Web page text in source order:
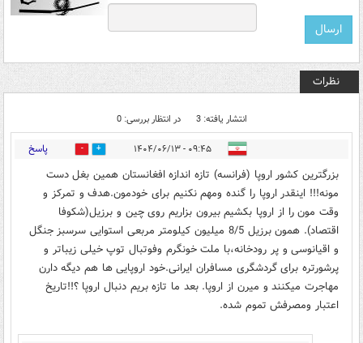
نظرات
انتشار یافته: 3 در انتظار بررسی: 0
۰۹:۴۵ - ۱۴۰۴/۰۶/۱۳ 1 پاسخ
بزرگترین کشور اروپا (فرانسه) تازه اندازه افغانستان همین بغل دست
مونه!!! اینقدر اروپا را گنده ومهم نکنیم برای خودمون.هدف و تمرکز و
وقت مون را از اروپا بکشیم بیرون بزاریم روی چین و برزیل(شکوفا
اقتصاد). همون برزیل 8/5 میلیون کیلومتر مربعی استوایی سرسبز جنگل
و اقیانوسی و پر رودخانه،با ملت خونگرم وفوتبال توپ خیلی زیباتر و
پرشورتره برای گردشگری مسافران ایرانی.خود اروپایی ها هم دیگه دارن
مهاجرت میکنند و میرن از اروپا. بعد ما تازه بریم دنبال اروپا ؟!!تاریخ
اعتبار ومصرفش تموم شده.